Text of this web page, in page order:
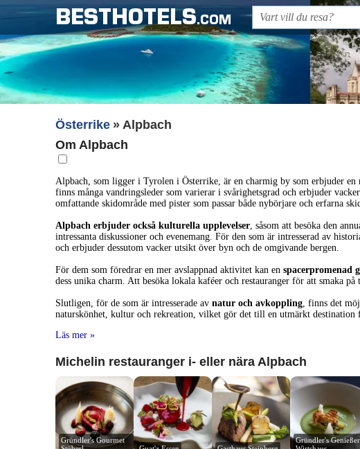
BESTHOTELS.COM
Österrike
Alpbach
Om Alpbach
Alpbach, som ligger i Tyrolen i Österrike, är en charmig by som erbjuder
finns många vandringsleder som varierar i svårighetsgrad och erbjuder
omfattande skidområde med pister som passar både nybörjare och erfarna
Alpbach erbjuder också kulturella upplevelser, såsom att besöka den
intressanta diskussioner och evenemang. För den som är intresserad av
och erbjuder dessutom vacker utsikt över byn och de omgivande bergen.
För dem som föredrar en mer avslappnad aktivitet kan enspacerpromenad
dess unika charm. Att besöka lokala kaféer och restauranger för att smaka
Slutligen, för de som är intresserade avnatur och avkoppling, finns det
naturskönhet, kultur och rekreation, vilket gör det till en utmärkt destination
Läs mer »
Michelin restauranger i- eller nära Alpbach
Gründler's Gourmet
Gründler's Genießer